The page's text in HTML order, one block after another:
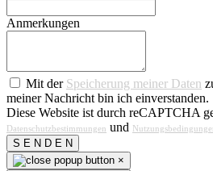
Anmerkungen
Mit der Speicherung meiner Daten
meiner Nachricht bin ich einverstanden.
Diese Website ist durch reCAPTCHA
Datenschutzbestimmungen und
S E N D E N
×